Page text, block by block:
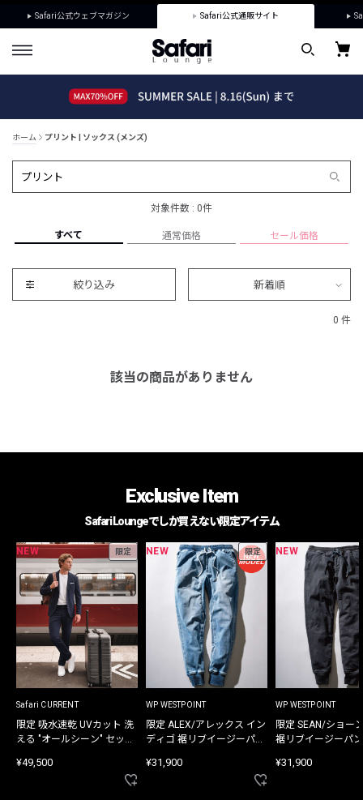
Safari公式ウェブマガジン Safari公式通販サイト
ホーム プリント | ソックス (メンズ)
対象件数 : 0件
すべて 通常価格 セール価格
絞り込み 新着順
0 件
該当の商品がありません
Exclusive Item
Safari Loungeでしか買えない限定アイテム
NEW 限定
Safari CURRENT
限定 吸水速乾 UVカット 洗
える "オールシーン" セット
¥49,500
NEW 限定
WP WESTPOINT
限定 ALEX/アレックス イン
ディゴ 裾リブイージーパン
¥31,900
NEW
WP WESTPOINT
限定 SEAN/ショー
裾リブイージーパ
¥31,900